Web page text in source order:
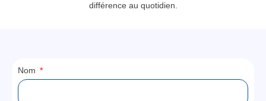
différence au quotidien.
Nom